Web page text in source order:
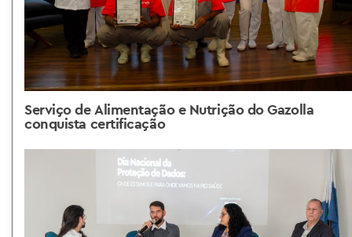
Serviço de Alimentação e Nutrição do Gazolla
conquista certificação